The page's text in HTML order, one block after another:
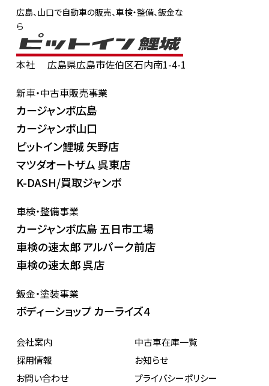
広島、山口で自動車の販売、車検・整備、鈑金な
ら
本社
広島県広島市佐伯区石内南1-4-1
新車・中古車販売事業
カージャンボ広島
カージャンボ山口
ピットイン鯉城 矢野店
マツダオートザム 呉東店
K-DASH/買取ジャンボ
車検・整備事業
カージャンボ広島 五日市工場
車検の速太郎 アルパーク前店
車検の速太郎 呉店
鈑金・塗装事業
ボディーショップ カーライズ4
会社案内
中古車在庫一覧
採用情報
お知らせ
お問い合わせ
プライバシーポリシー